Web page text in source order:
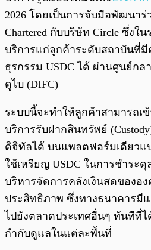
2026 โดยเป็นการจับมือพัฒนาร่
Chartered กับบริษัท Circle ซึ่งใ
บริการแก่ลูกค้าระดับสถาบันที่
ธุรกรรม USDC ได้ ผ่านศูนย์กล
ดูไบ (DIFC)
ระบบนี้จะทำให้ลูกค้าสามารถเข้
บริการรับฝากสินทรัพย์
ดิจิทัลได้ บนแพลตฟอร์มเดียวแ
ใช้เหรียญ USDC ในการชำระ
บริหารจัดการคลังเงินสดของอ
ประสิทธิภาพ ซึ่งทางธนาคารมี
ไปยังตลาดประเทศอื่นๆ ทันทีที่
กำกับดูแลในแต่ละพื้นที่